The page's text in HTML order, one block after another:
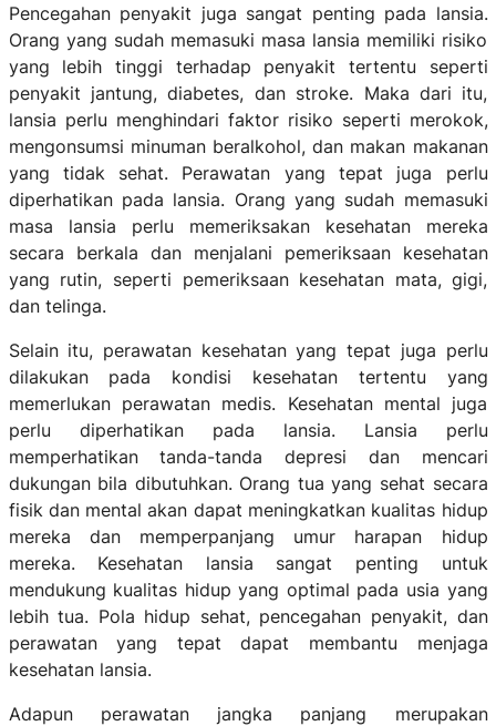
Pencegahan penyakit juga sangat penting pada lansia.
Orang yang sudah memasuki masa lansia memiliki risiko
yang lebih tinggi terhadap penyakit tertentu seperti
penyakit jantung, diabetes, dan stroke. Maka dari itu,
lansia perlu menghindari faktor risiko seperti merokok,
mengonsumsi minuman beralkohol, dan makan makanan
yang tidak sehat. Perawatan yang tepat juga perlu
diperhatikan pada lansia. Orang yang sudah memasuki
masa lansia perlu memeriksakan kesehatan mereka
secara berkala dan menjalani pemeriksaan kesehatan
yang rutin, seperti pemeriksaan kesehatan mata, gigi,
dan telinga.
Selain itu, perawatan kesehatan yang tepat juga perlu
dilakukan pada kondisi kesehatan tertentu yang
memerlukan perawatan medis. Kesehatan mental juga
perlu diperhatikan pada lansia. Lansia perlu
memperhatikan tanda-tanda depresi dan mencari
dukungan bila dibutuhkan. Orang tua yang sehat secara
fisik dan mental akan dapat meningkatkan kualitas hidup
mereka dan memperpanjang umur harapan hidup
mereka. Kesehatan lansia sangat penting untuk
mendukung kualitas hidup yang optimal pada usia yang
lebih tua. Pola hidup sehat, pencegahan penyakit, dan
perawatan yang tepat dapat membantu menjaga
kesehatan lansia.
Adapun perawatan jangka panjang merupakan